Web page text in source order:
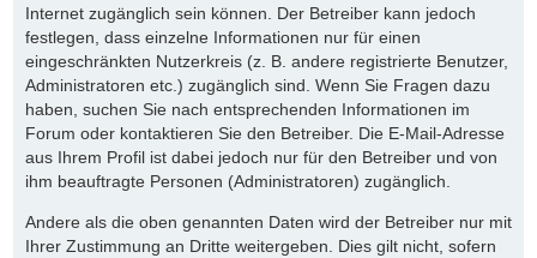
Internet zugänglich sein können. Der Betreiber kann jedoch
festlegen, dass einzelne Informationen nur für einen
eingeschränkten Nutzerkreis (z. B. andere registrierte Benutzer,
Administratoren etc.) zugänglich sind. Wenn Sie Fragen dazu
haben, suchen Sie nach entsprechenden Informationen im
Forum oder kontaktieren Sie den Betreiber. Die E-Mail-Adresse
aus Ihrem Profil ist dabei jedoch nur für den Betreiber und von
ihm beauftragte Personen (Administratoren) zugänglich.
Andere als die oben genannten Daten wird der Betreiber nur mit
Ihrer Zustimmung an Dritte weitergeben. Dies gilt nicht, sofern